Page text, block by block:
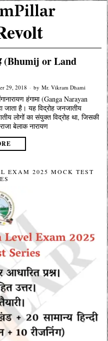
(Bhumij or Land
29, 2018 by Mr. Vikram Dhami
हंगामा (Ganga Narayan
जाता है। यह विद्रोह जनजातीय
लोगों का संयुक्त विद्रोह था, जिसकी
बेलाक नारायण
EXAM 2025 MOCK TEST